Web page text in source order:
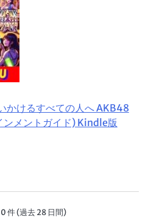
かけるすべての人へ AKB48
ンメントガイド) Kindle版
件 (過去 28 日間)